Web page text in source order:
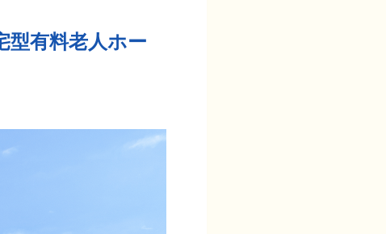
型有料老人ホー